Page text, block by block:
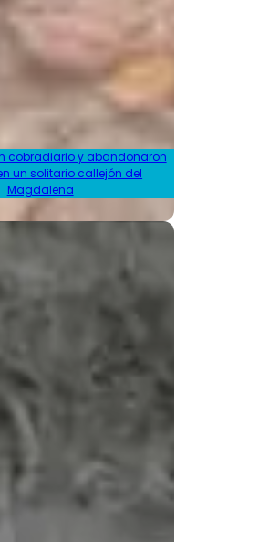
cobradiario y abandonaron
un solitario callejón del
Magdalena